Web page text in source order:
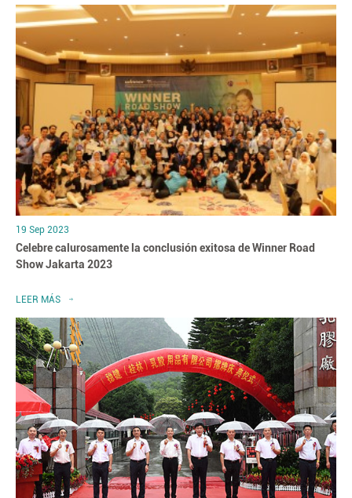
19 Sep 2023
Celebre calurosamente la conclusión exitosa de Winner Road
Show Jakarta 2023
LEER MÁS